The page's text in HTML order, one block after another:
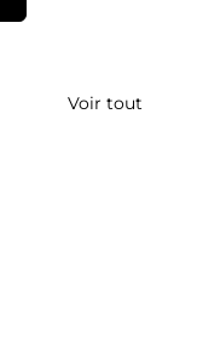
Voir tout